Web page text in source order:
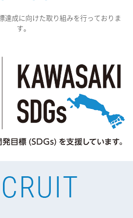
達成に向けた取り組みを行っておりま
す。